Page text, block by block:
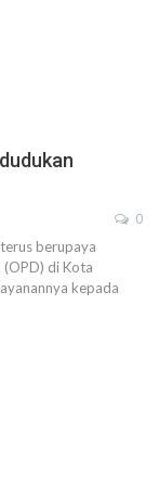
0
berupaya
(OPD) di Kota
kepada